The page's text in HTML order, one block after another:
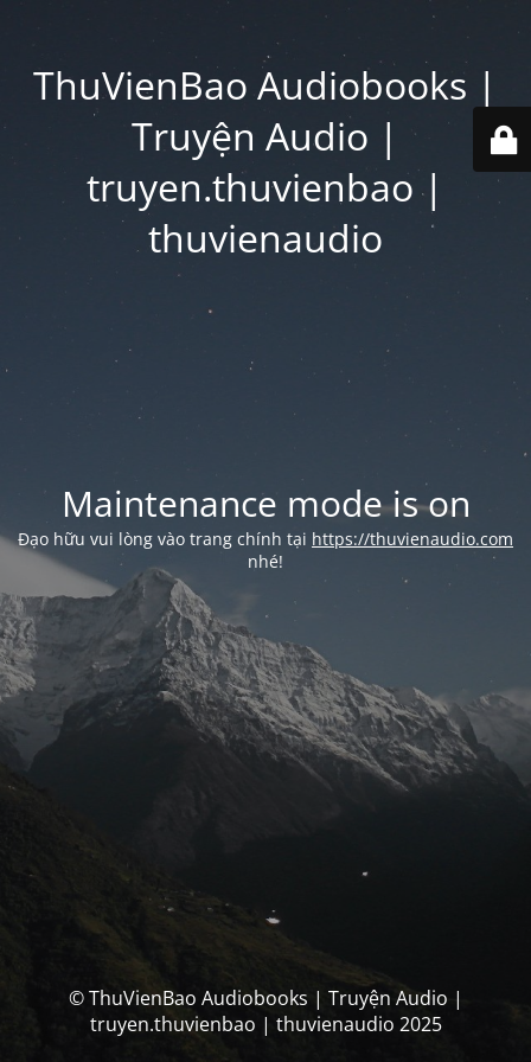
ThuVienBao Audiobooks |
Truyện Audio |
truyen.thuvienbao |
thuvienaudio
Maintenance mode is on
Đạo hữu vui lòng vào trang chính tại https://thuvienaudio.com
nhé!
© ThuVienBao Audiobooks | Truyện Audio |
truyen.thuvienbao | thuvienaudio 2025